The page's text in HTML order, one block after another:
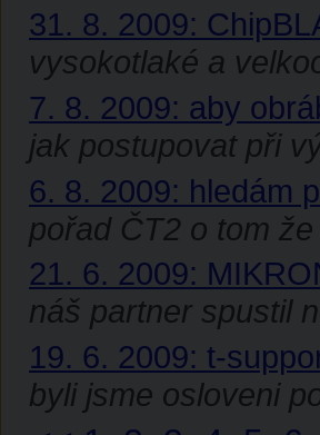
31. 8. 2009:
vysokotlaké a
7. 8. 2009: aby
jak postupovat při
6. 8. 2009: hledám
pořad ČT2 o tom
21. 6. 2009:
náš partner spustil
19. 6. 2009: t-
byli jsme osloveni